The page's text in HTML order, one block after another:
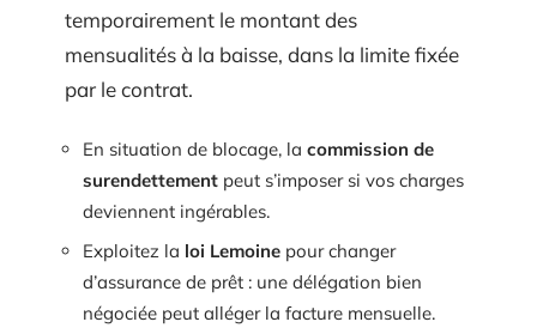
temporairement le montant des
mensualités à la baisse, dans la limite fixée
par le contrat.
En situation de blocage, la commission de
surendettement peut s’imposer si vos charges
deviennent ingérables.
Exploitez la loi Lemoine pour changer
d’assurance de prêt : une délégation bien
négociée peut alléger la facture mensuelle.